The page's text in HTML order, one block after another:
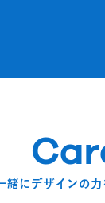
緒にデザインの